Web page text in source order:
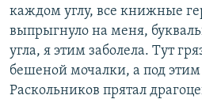
каждом углу, все книжные
выпрыгнуло на меня,
угла, я этим заболела. Тут
бешеной мочалки, а под
Раскольников прятал